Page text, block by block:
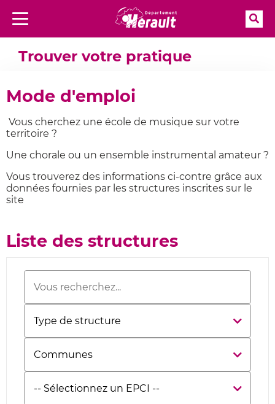
Menu
Trouver votre pratique
Mode d'emploi
Vous cherchez une école de musique sur votre
territoire ?
Une chorale ou un ensemble instrumental amateur ?
Vous trouverez des informations ci-contre grâce aux
données fournies par les structures inscrites sur le
site
Liste des structures
Mots-
clés
Type
de
Communes
Etablissement
Public